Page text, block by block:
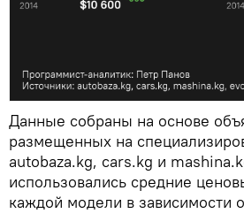
Данные собраны на основе
размещенных на
autobaza.kg, cars.kg и
использовались средние
каждой модели в зависимости